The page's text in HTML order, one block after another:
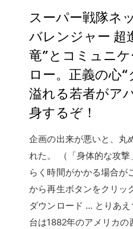
スーパー戦隊ネ
バレンジャー 超
竜”とコミュニ
ロー。正義の心
溢れる若者がア
身するぞ！
企画の出来が悪いと、丸
れた。 （「身体的な攻
らく時間がかかる場合が
から再生ボタンをクリッ
ダウンロード … とりあ
台は1882年のアメリカ